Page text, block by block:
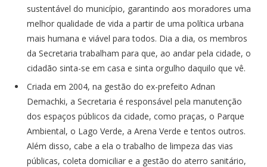
sustentável do município, garantindo aos moradores uma
melhor qualidade de vida a partir de uma política urbana
mais humana e viável para todos. Dia a dia, os membros
da Secretaria trabalham para que, ao andar pela cidade, o
cidadão sinta-se em casa e sinta orgulho daquilo que vê.
Criada em 2004, na gestão do ex-prefeito Adnan
Demachki, a Secretaria é responsável pela manutenção
dos espaços públicos da cidade, como praças, o Parque
Ambiental, o Lago Verde, a Arena Verde e tentos outros.
Além disso, cabe a ela o trabalho de limpeza das vias
públicas, coleta domiciliar e a gestão do aterro sanitário,